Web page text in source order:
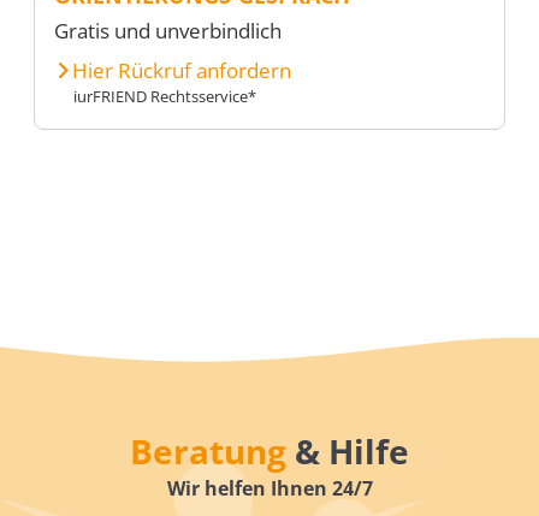
Gratis und unverbindlich
Hier Rückruf anfordern
iurFRIEND Rechtsservice*
Beratung & Hilfe
Wir helfen Ihnen 24/7